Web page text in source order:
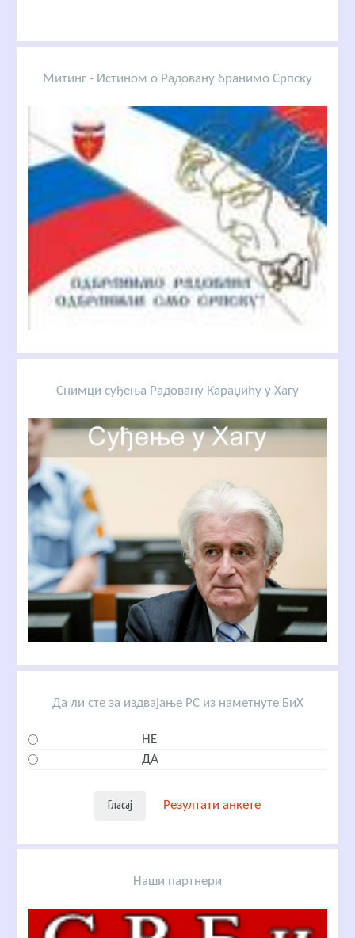
Митинг - Истином о Радовану бранимо Српску
Снимци суђења Радовану Караџићу у Хагу
Да ли сте за издвајање РС из наметнуте БиХ
НЕ
ДА
Резултати анкете
Наши партнери